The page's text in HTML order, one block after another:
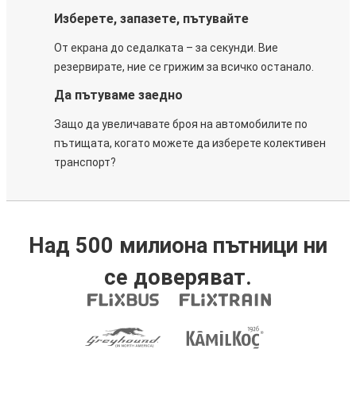
Изберете, запазете, пътувайте
От екрана до седалката – за секунди. Вие
резервирате, ние се грижим за всичко останало.
Да пътуваме заедно
Защо да увеличавате броя на автомобилите по
пътищата, когато можете да изберете колективен
транспорт?
Над 500 милиона пътници ни
се доверяват.